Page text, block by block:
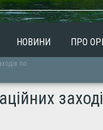
НОВИНИ ПРО
по